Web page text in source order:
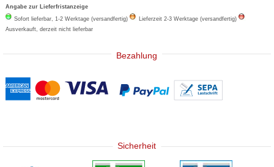
Angabe zur Lieferfristanzeige
Sofort lieferbar, 1-2 Werktage (versandfertig)
Lieferzeit 2-3 Werktage (versandfertig)
Ausverkauft, derzeit nicht lieferbar
Bezahlung
Sicherheit